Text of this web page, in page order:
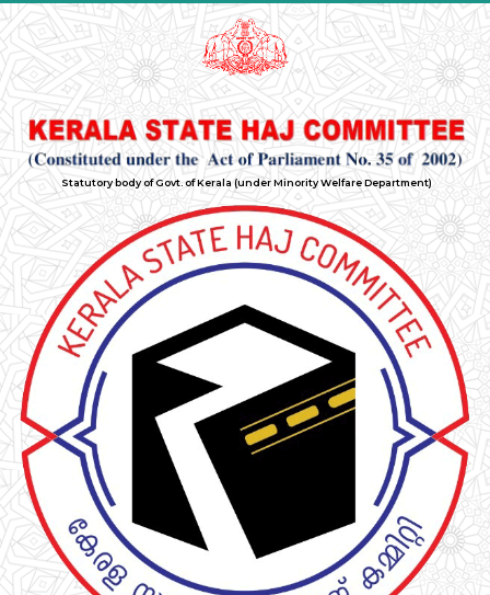
Statutory body of Govt. of Kerala (under Minority Welfare Department)